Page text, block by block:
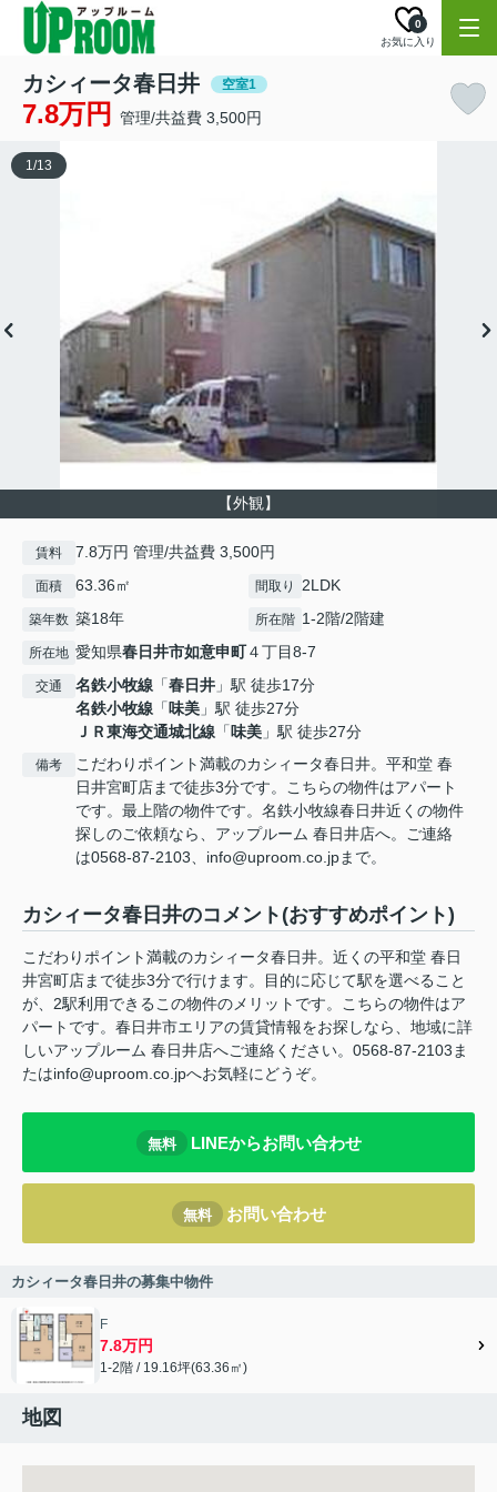
お気に入り
0
カシィータ春日井 空室1
7.8万円 管理/共益費 3,500円
【外観】
1/13
賃料 7.8万円 管理/共益費 3,500円
面積 63.36㎡ 間取り 2LDK
築年数 築18年 所在階 1-2階/2階建
所在地 愛知県春日井市如意申町４丁目8-7
交通 名鉄小牧線 「春日井 」駅 徒歩17分
名鉄小牧線 「味美 」駅 徒歩27分
ＪＲ東海交通城北線 「味美 」駅 徒歩27分
備考
こだわりポイント満載のカシィータ春日井。平和堂 春
日井宮町店まで徒歩3分です。こちらの物件はアパート
です。最上階の物件です。名鉄小牧線春日井近くの物件
探しのご依頼なら、アップルーム 春日井店へ。ご連絡
は0568-87-2103、info@uproom.co.jpまで。
カシィータ春日井のコメント(おすすめポイント)
こだわりポイント満載のカシィータ春日井。近くの平和堂 春日
井宮町店まで徒歩3分で行けます。目的に応じて駅を選べること
が、2駅利用できるこの物件のメリットです。こちらの物件はア
パートです。春日井市エリアの賃貸情報をお探しなら、地域に詳
しいアップルーム 春日井店へご連絡ください。0568-87-2103ま
たはinfo@uproom.co.jpへお気軽にどうぞ。
無料 LINEからお問い合わせ
無料 お問い合わせ
カシィータ春日井の募集中物件
F
7.8万円
1-2階 / 19.16坪(63.36㎡)
地図